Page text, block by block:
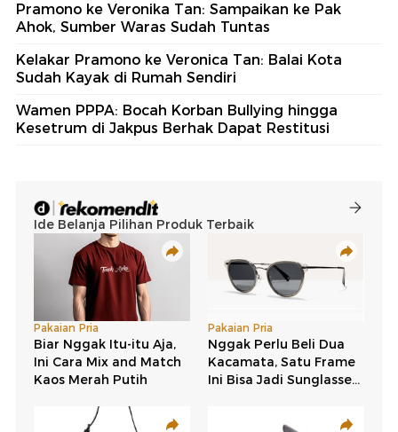
Pramono ke Veronika Tan: Sampaikan ke Pak
Ahok, Sumber Waras Sudah Tuntas
Kelakar Pramono ke Veronica Tan: Balai Kota
Sudah Kayak di Rumah Sendiri
Wamen PPPA: Bocah Korban Bullying hingga
Kesetrum di Jakpus Berhak Dapat Restitusi